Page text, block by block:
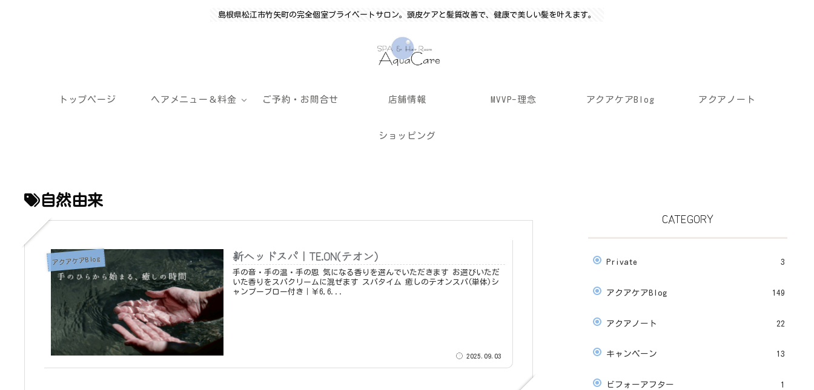
島根県松江市竹矢町の完全個室プライベートサロン。頭皮ケアと髪質改善で、健康で美しい髪を叶えます。
トップページ ヘアメニュー＆料金 ご予約・お問合せ 店舗情報 MVVP-理念 アクアケアBlog アクアノート
ショッピング
自然由来
アクアケアBlog 新ヘッドスパ｜TE.ON(テオン)
手の音・手の温・手の恩 気になる香りを選んでいただきます お選びいただ
いた香りをスパクリームに混ぜます スパタイム 癒しのテオンスパ(単体)シ
ャンプーブロー付き｜￥6,6...
2025.09.03
CATEGORY
Private 3
アクアケアBlog 149
アクアノート 22
キャンペーン 13
ビフォーアフター 1